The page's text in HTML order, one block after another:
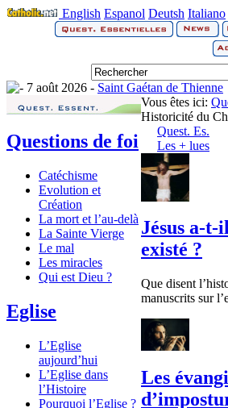
English Espanol Deutsh Italiano
7 août 2026 - Saint Gaétan de Thienne
Questions de foi
Catéchisme
Evolution et
Création
La mort et l’au-delà
La Sainte Vierge
Le mal
Les miracles
Qui est Dieu ?
Eglise
L’Eglise
aujourd’hui
L’Eglise dans
l’Histoire
Pourquoi l’Eglise ?
Vous êtes ici:
Historicité du
Quest. Es.
Les + lues
Jésus a-
existé ?
Que disent
manuscrits sur
Les